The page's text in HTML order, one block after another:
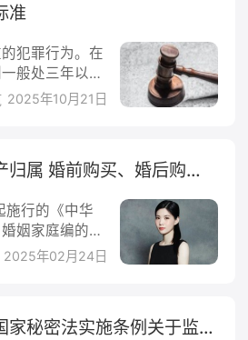
或全体职工同意，最终的决定权
主程序中不要求每个人都同意，
，也不影响整体民主程序的完
准
犯罪行为。在
般处三年以上
存在强奸妇
意志的犯罪行
刑标准灌醉强
一种情形。根
法》规定，以
，灌醉被害人
2025年10月21日
新婚姻法——房产归属 婚前购买、婚后购买、父母出资等情景
施行的《中华
姻家庭编的解
归属的法律规
一人出资情
若婚前已还清
2025年02月24日
法条梳理：保守国家秘密法实施条例关于监督管理的规定